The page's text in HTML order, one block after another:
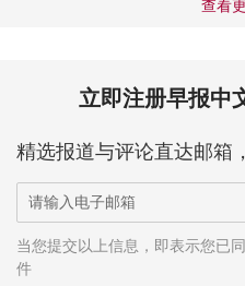
查看
立即注册早报中
精选报道与评论直达邮箱
当您提交以上信息，即表示您已
件